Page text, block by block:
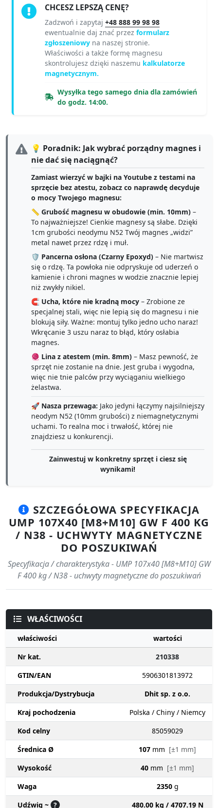
CHCESZ LEPSZĄ CENĘ?
Zadzwoń i zapytaj +48 888 99 98 98
ewentualnie daj znać przez formularz
zgłoszeniowy na naszej stronie.
Właściwości a także formę magnesu
skontrolujesz dzięki naszemu kalkulatorze
magnetycznym.
Wysyłka tego samego dnia dla zamówień
do godz. 14:00.
💡 Poradnik: Jak wybrać porządny magnes i
nie dać się naciągnąć?
Zamiast wierzyć w bajki na Youtube z testami na
sprzęcie bez atestu, zobacz co naprawdę decyduje
o mocy Twojego magnesu:
📏 Grubość magnesu w obudowie (min. 10mm) –
To najważniejsze! Cienkie magnesy są słabe. Dzięki
1cm grubości neodymu N52 Twój magnes „widzi”
metal nawet przez rdzę i muł.
🛡️ Pancerna osłona (Czarny Epoxyd) – Nie martwisz
się o rdzę. Ta powłoka nie odpryskuje od uderzeń o
kamienie i chroni magnes w wodzie znacznie lepiej
niż zwykły nikiel.
🧲 Ucha, które nie kradną mocy – Zrobione ze
specjalnej stali, więc nie lepią się do magnesu i nie
blokują siły. Ważne: montuj tylko jedno ucho naraz!
Wkręcanie 3 uszu naraz to błąd, który osłabia
magnes.
🧶 Lina z atestem (min. 8mm) – Masz pewność, że
sprzęt nie zostanie na dnie. Jest gruba i wygodna,
więc nie tnie palców przy wyciąganiu wielkiego
żelastwa.
🚀 Nasza przewaga: Jako jedyni łączymy najsilniejszy
neodym N52 (10mm grubości) z niemagnetycznymi
uchami. To realna moc i trwałość, której nie
znajdziesz u konkurencji.
Zainwestuj w konkretny sprzęt i ciesz się
wynikami!
SZCZEGÓŁOWA SPECYFIKACJA
UMP 107X40 [M8+M10] GW F 400 KG
/ N38 - UCHWYTY MAGNETYCZNE
DO POSZUKIWAŃ
Specyfikacja / charakterystyka - UMP 107x40 [M8+M10] GW
F 400 kg / N38 - uchwyty magnetyczne do poszukiwań
WŁAŚCIWOŚCI
właściwości
wartości
Nr kat.
210338
GTIN/EAN
5906301813972
Produkcja/Dystrybucja
Dhit sp. z o.o.
Kraj pochodzenia
Polska / Chiny / Niemcy
Kod celny
85059029
Średnica Ø
107 mm [±1 mm]
Wysokość
40 mm [±1 mm]
Waga
2350 g
Udźwig ~ ? 480.00 kg / 4707.19 N